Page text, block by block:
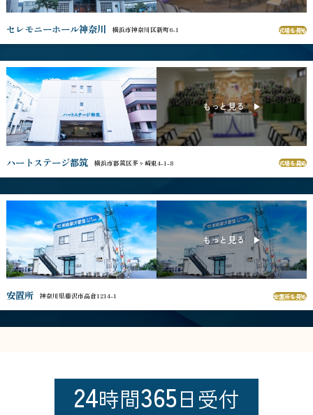
セレモニーホール神奈川 横浜市神奈川区新町6-1 式場を見る
ハートステージ都筑 横浜市都筑区茅ヶ崎東4-1-8 式場を見る
安置所 神奈川県藤沢市高倉1214-1 安置所を見る
24時間365日受付